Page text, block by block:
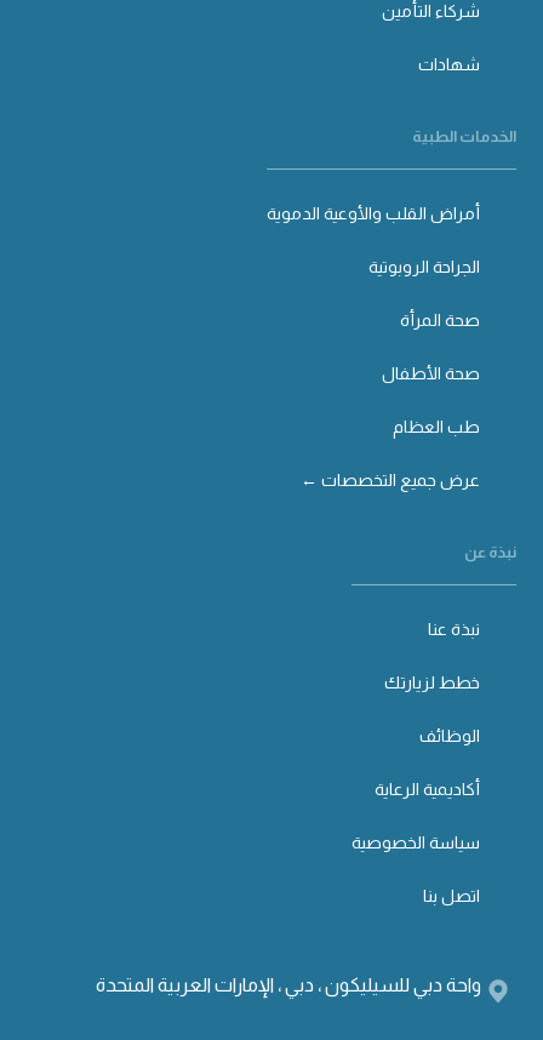
شركاء التأمين
شهادات
الخدمات الطبية
أمراض القلب والأوعية الدموية
الجراحة الروبوتية
صحة المرأة
صحة الأطفال
طب العظام
عرض جميع التخصصات ←
نبذة عن
نبذة عنا
خطط لزيارتك
الوظائف
أكاديمية الرعاية
سياسة الخصوصية
اتصل بنا
واحة دبي للسيليكون ، دبي ، الإمارات العربية المتحدة